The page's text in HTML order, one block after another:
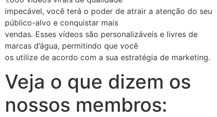
impecável, você terá o poder de atrair a atenção do seu
público-alvo e conquistar mais
vendas. Esses vídeos são personalizáveis e livres de
marcas d’água, permitindo que você
os utilize de acordo com a sua estratégia de marketing.
Veja o que dizem os
nossos membros: